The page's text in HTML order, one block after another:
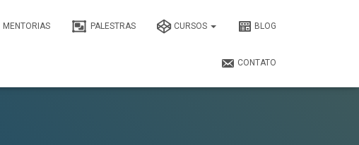
MENTORIAS PALESTRAS CURSOS BLOG
CONTATO